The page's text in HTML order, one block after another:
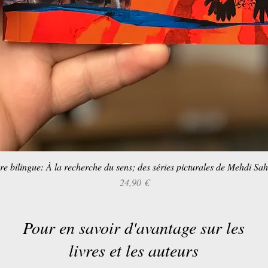
Aperçu rapide
bilingue: À la recherche du sens; des séries picturales de Mehdi
Prix
24,90 €
Pour en savoir d'avantage sur les
livres et les auteurs